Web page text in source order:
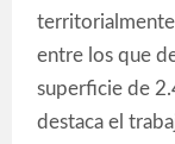
entre los que
superficie de
destaca el